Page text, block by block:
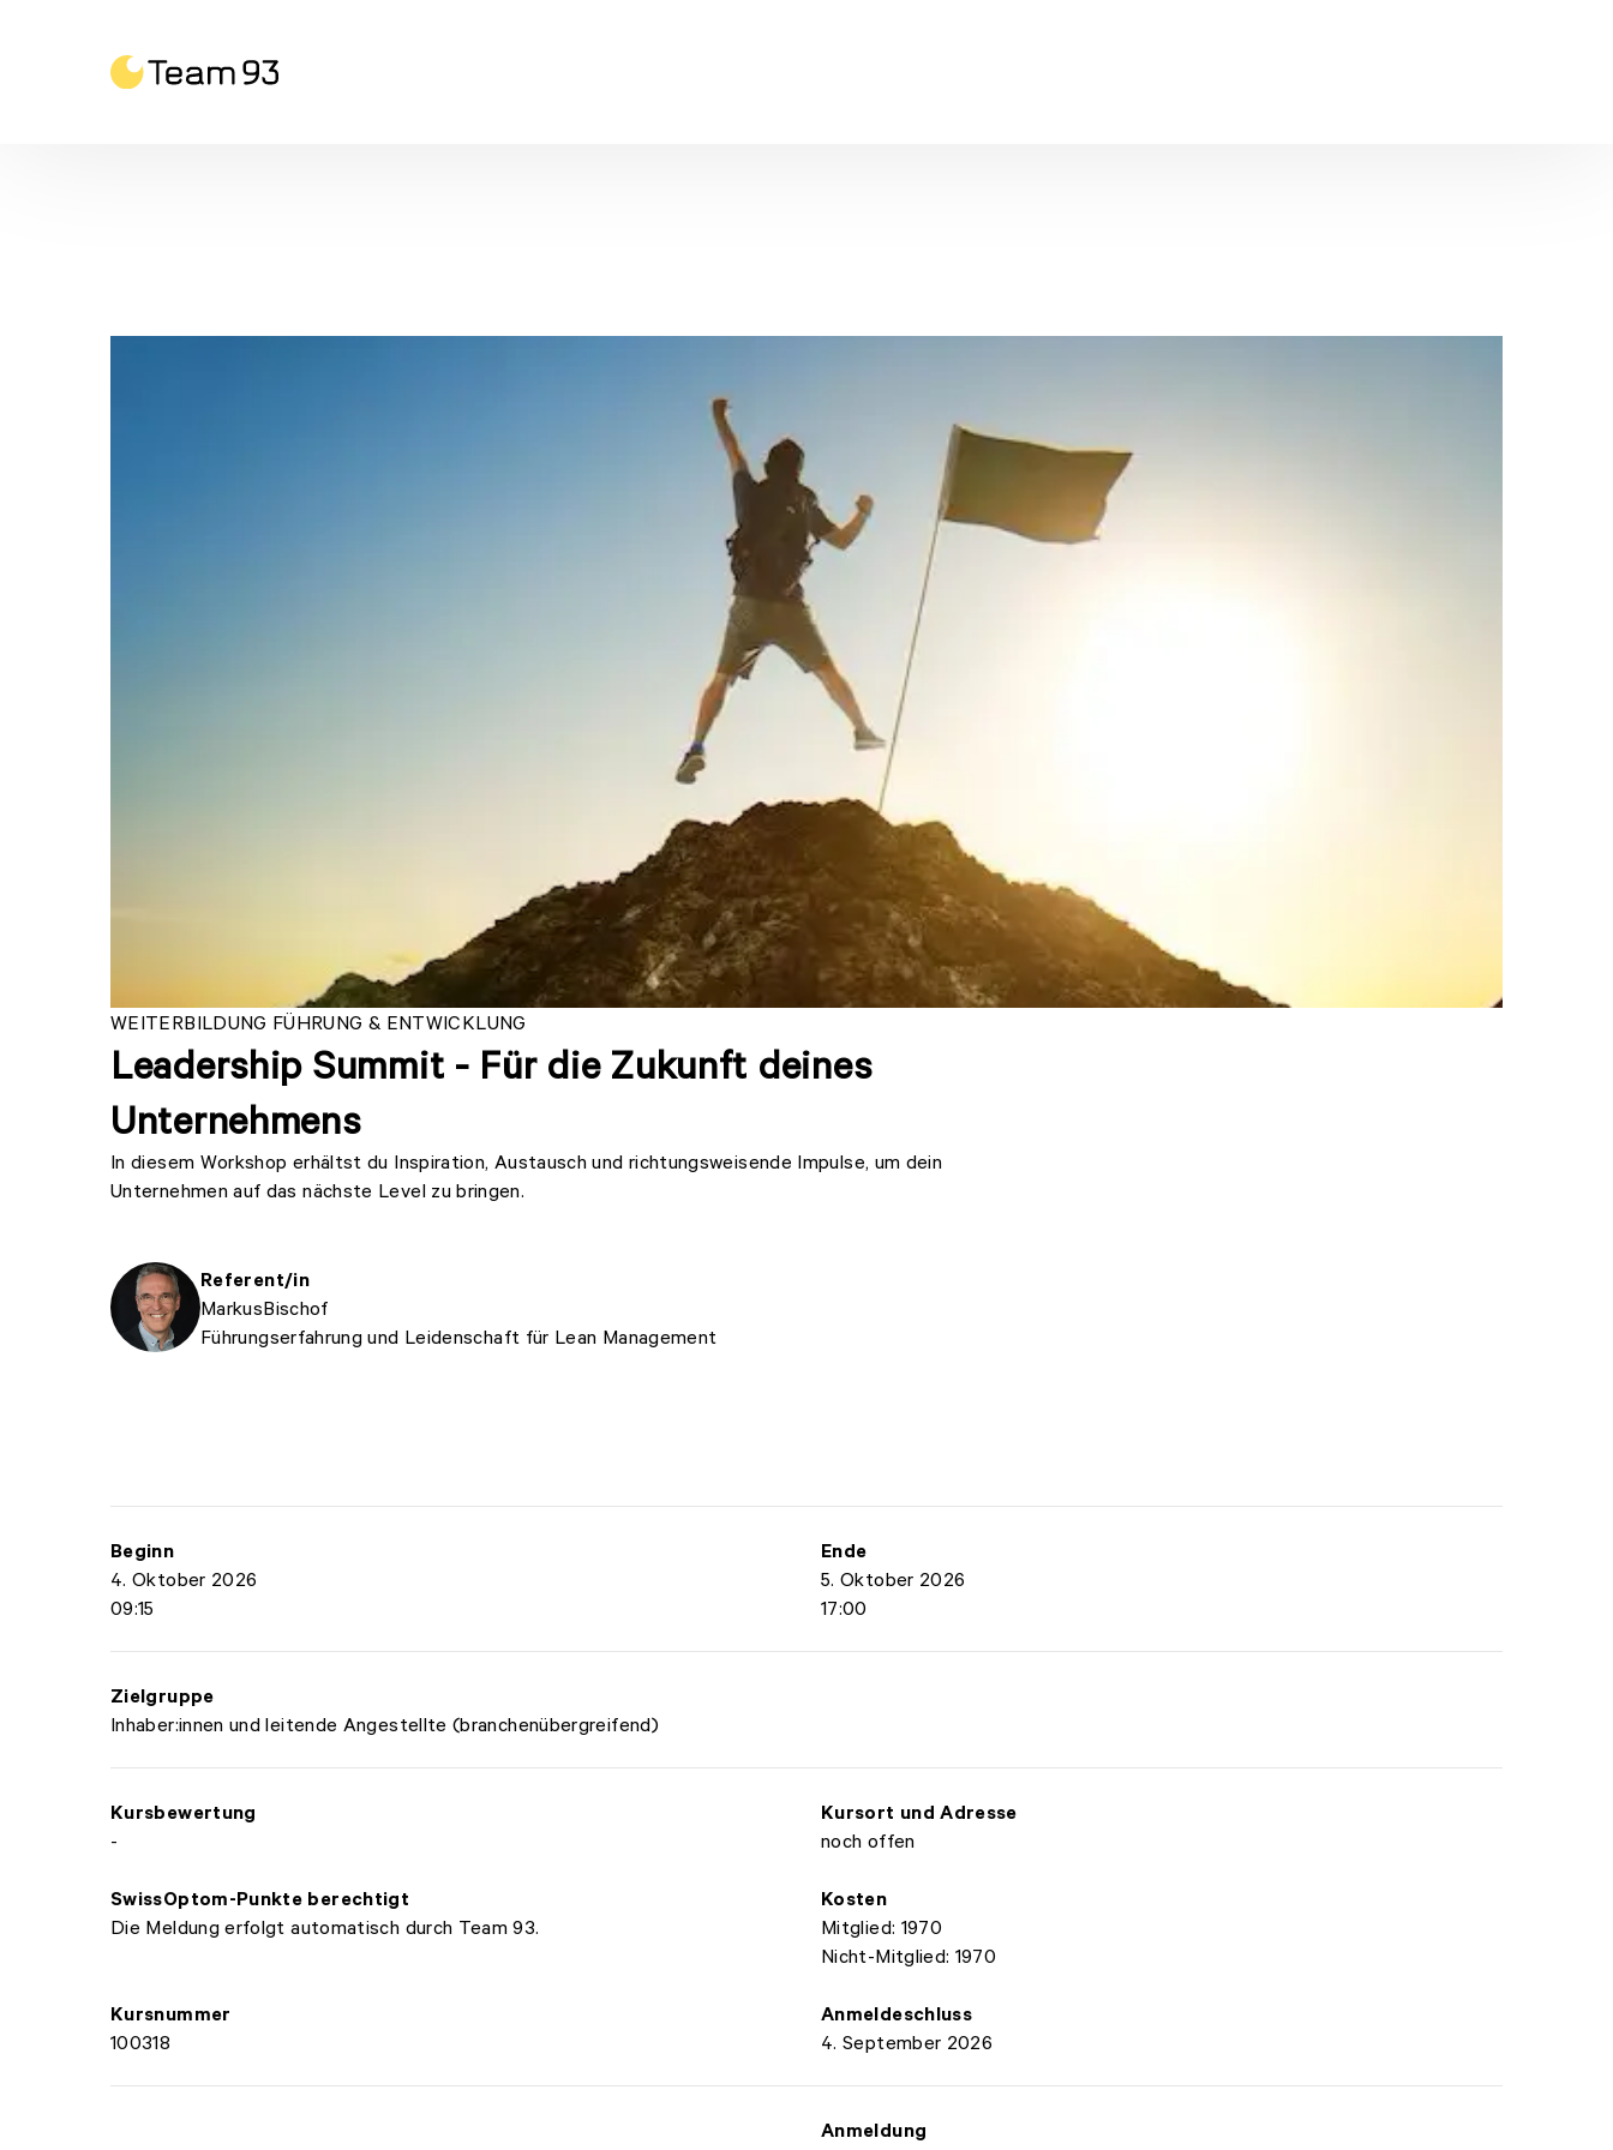
WEITERBILDUNG FÜHRUNG & ENTWICKLUNG
Leadership Summit - Für die Zukunft deines
Unternehmens
In diesem Workshop erhältst du Inspiration, Austausch und richtungsweisende Impulse, um dein
Unternehmen auf das nächste Level zu bringen.
Referent/in
MarkusBischof
Führungserfahrung und Leidenschaft für Lean Management
Beginn
4. Oktober 2026
09:15
Ende
5. Oktober 2026
17:00
Zielgruppe
Inhaber:innen und leitende Angestellte (branchenübergreifend)
Kursbewertung
-
Kursort und Adresse
noch offen
SwissOptom-Punkte berechtigt
Die Meldung erfolgt automatisch durch Team 93.
Kosten
Mitglied: 1970
Nicht-Mitglied: 1970
Kursnummer
100318
Anmeldeschluss
4. September 2026
Anmeldung